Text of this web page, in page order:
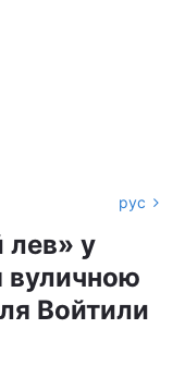
рус
лев» у
вуличною
Войтили